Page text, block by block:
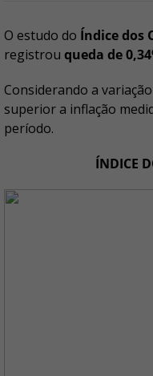
O estudo do Índice dos
registrou queda de
Considerando a
superior a inflação
período.
ÍNDICE